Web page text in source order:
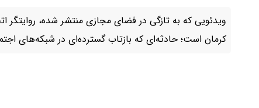
ویدئویی که به تازگی در فضای مجازی منتشر شده، روایتگر
کرمان است؛ حادثه‌ای که بازتاب گسترده‌ای در شبکه‌های